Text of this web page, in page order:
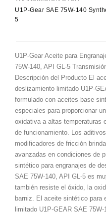
U1P-Gear SAE 75W-140
5
U1P-Gear Aceite para
75W-140, API GL-5
Descripción del Producto El
deslizamiento limitado U1P-
formulado con aceites base
especiales para proporcionar
oxidativa a altas temperaturas
de funcionamiento. Los
modificadores de fricción
avanzadas en condiciones de
sintético para engranajes de
SAE 75W-140, API GL-5 es
también resiste el óxido, la
barniz. El aceite sintético para
limitado U1P-GEAR SAE